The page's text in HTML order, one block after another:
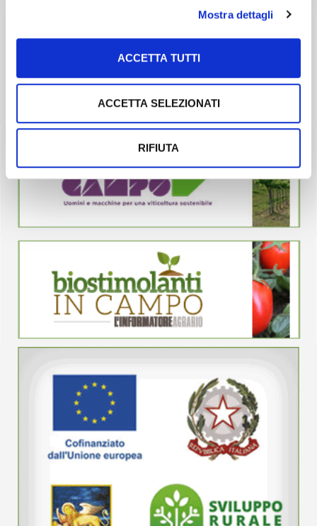
Mostra dettagli
ACCETTA TUTTI
ACCETTA SELEZIONATI
RIFIUTA